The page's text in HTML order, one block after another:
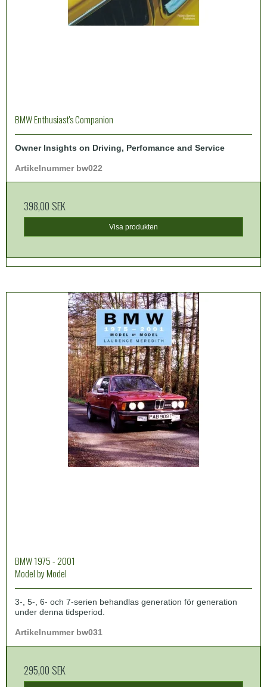
BMW Enthusiast's Companion
Owner Insights on Driving, Perfomance and Service
Artikelnummer bw022
398,00 SEK
Visa produkten
BMW 1975 - 2001
Model by Model
3-, 5-, 6- och 7-serien behandlas generation för generation
under denna tidsperiod.
Artikelnummer bw031
295,00 SEK